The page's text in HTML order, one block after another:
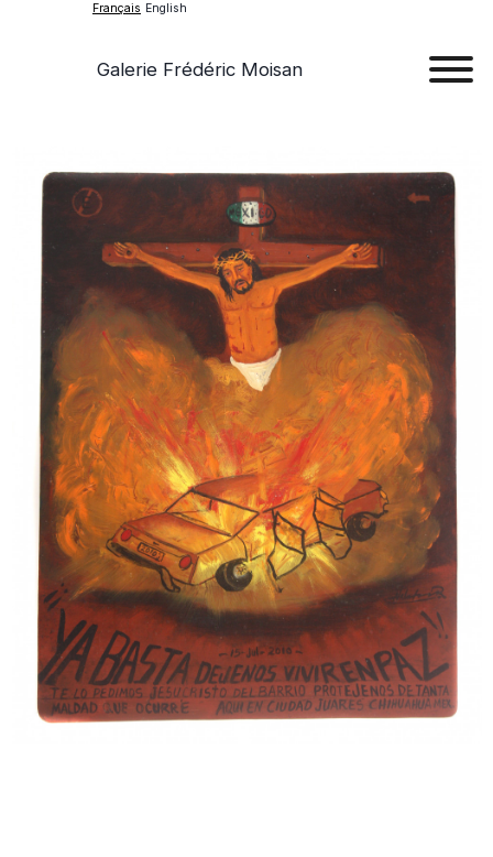
Français English
Galerie Frédéric Moisan
A